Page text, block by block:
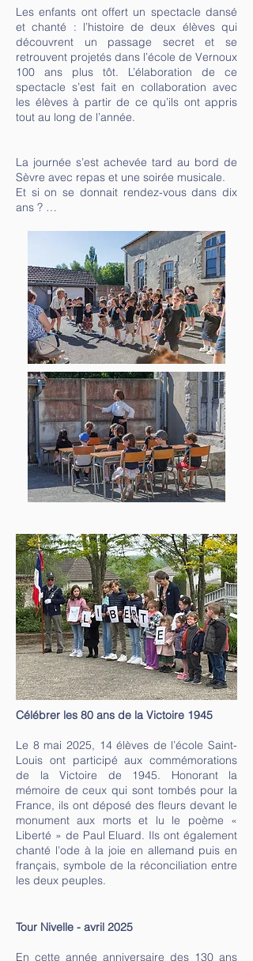
Les enfants ont offert un spectacle dansé
et chanté : l’histoire de deux élèves qui
découvrent un passage secret et se
retrouvent projetés dans l’école de Vernoux
100 ans plus tôt. L’élaboration de ce
spectacle s’est fait en collaboration avec
les élèves à partir de ce qu’ils ont appris
tout au long de l’année.
La journée s’est achevée tard au bord de
Sèvre avec repas et une soirée musicale.
Et si on se donnait rendez-vous dans dix
ans ? …
Célébrer les 80 ans de la Victoire 1945
Le 8 mai 2025, 14 élèves de l’école Saint-
Louis ont participé aux commémorations
de la Victoire de 1945. Honorant la
mémoire de ceux qui sont tombés pour la
France, ils ont déposé des fleurs devant le
monument aux morts et lu le poème «
Liberté » de Paul Eluard. Ils ont également
chanté l’ode à la joie en allemand puis en
français, symbole de la réconciliation entre
les deux peuples.
Tour Nivelle - avril 2025
En cette année anniversaire des 130 ans